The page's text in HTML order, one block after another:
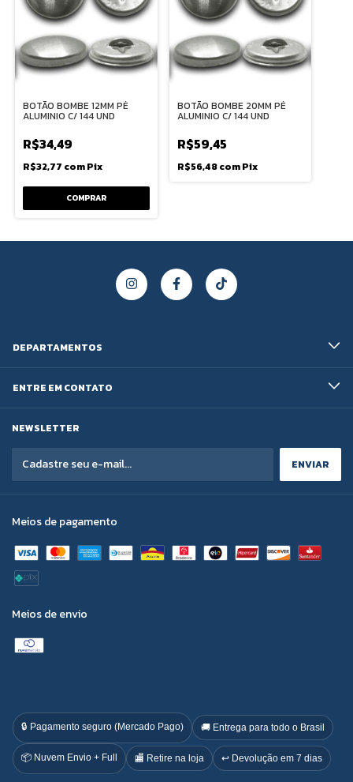
BOTÃO BOMBE 12MM PÉ
ALUMINIO C/ 144 UND
R$34,49
R$32,77 comPix
BOTÃO BOMBE 20MM PÉ
ALUMINIO C/ 144 UND
R$59,45
R$56,48comPix
DEPARTAMENTOS
ENTRE EM CONTATO
NEWSLETTER
Meios de pagamento
Meios de envio
🔒 Pagamento seguro (Mercado Pago) 🚚 Entrega para todo o Brasil
📦 Nuvem Envio + Full 🏬 Retire na loja ↩️ Devolução em 7 dias